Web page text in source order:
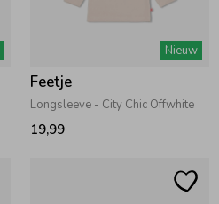
Nieuw
Feetje
Longsleeve - City Chic Offwhite
19,99